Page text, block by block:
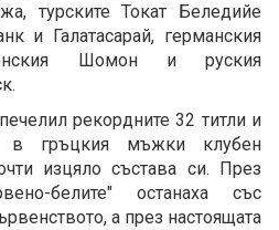
турските Токат Беледийе
и Галатасарай, германския
Шомон и руския
рекордните 32 титли и
в гръцкия мъжки клубен
изцяло състава си. През
белите" останаха със
а през настоящата